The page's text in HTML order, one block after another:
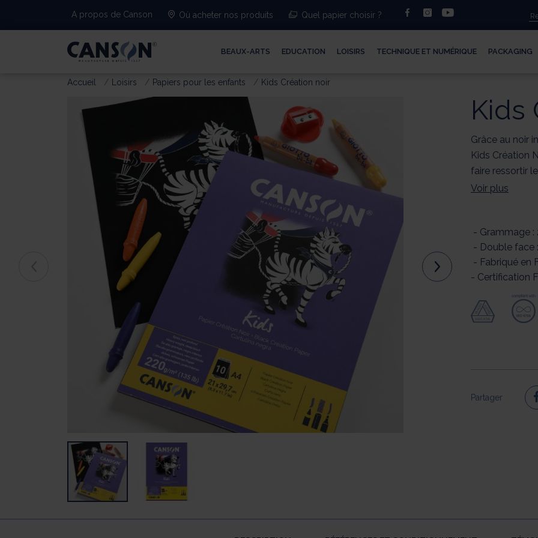
A propos de Canson Où acheter nos produits Quel papier choisir ? facebookinstagram
BEAUX-ARTS EDUCATION LOISIRS TECHNIQUE ET NUMÉRIQUE PACKAGING
Accueil Loisirs Papiers pour les enfants Kids Création noir
Kids
Grâce au noir
Kids Création
faire ressortir
Voir plus
- Grammage
- Double face
- Fabriqué en
- Certification
Partager